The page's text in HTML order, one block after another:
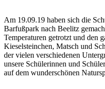
Am 19.09.19 haben sich die
Barfußpark nach Beelitz
Temperaturen getrotzt und den
Kieselsteinchen, Matsch und
der vielen verschiedenen
unsere Schülerinnen und
auf dem wunderschönen